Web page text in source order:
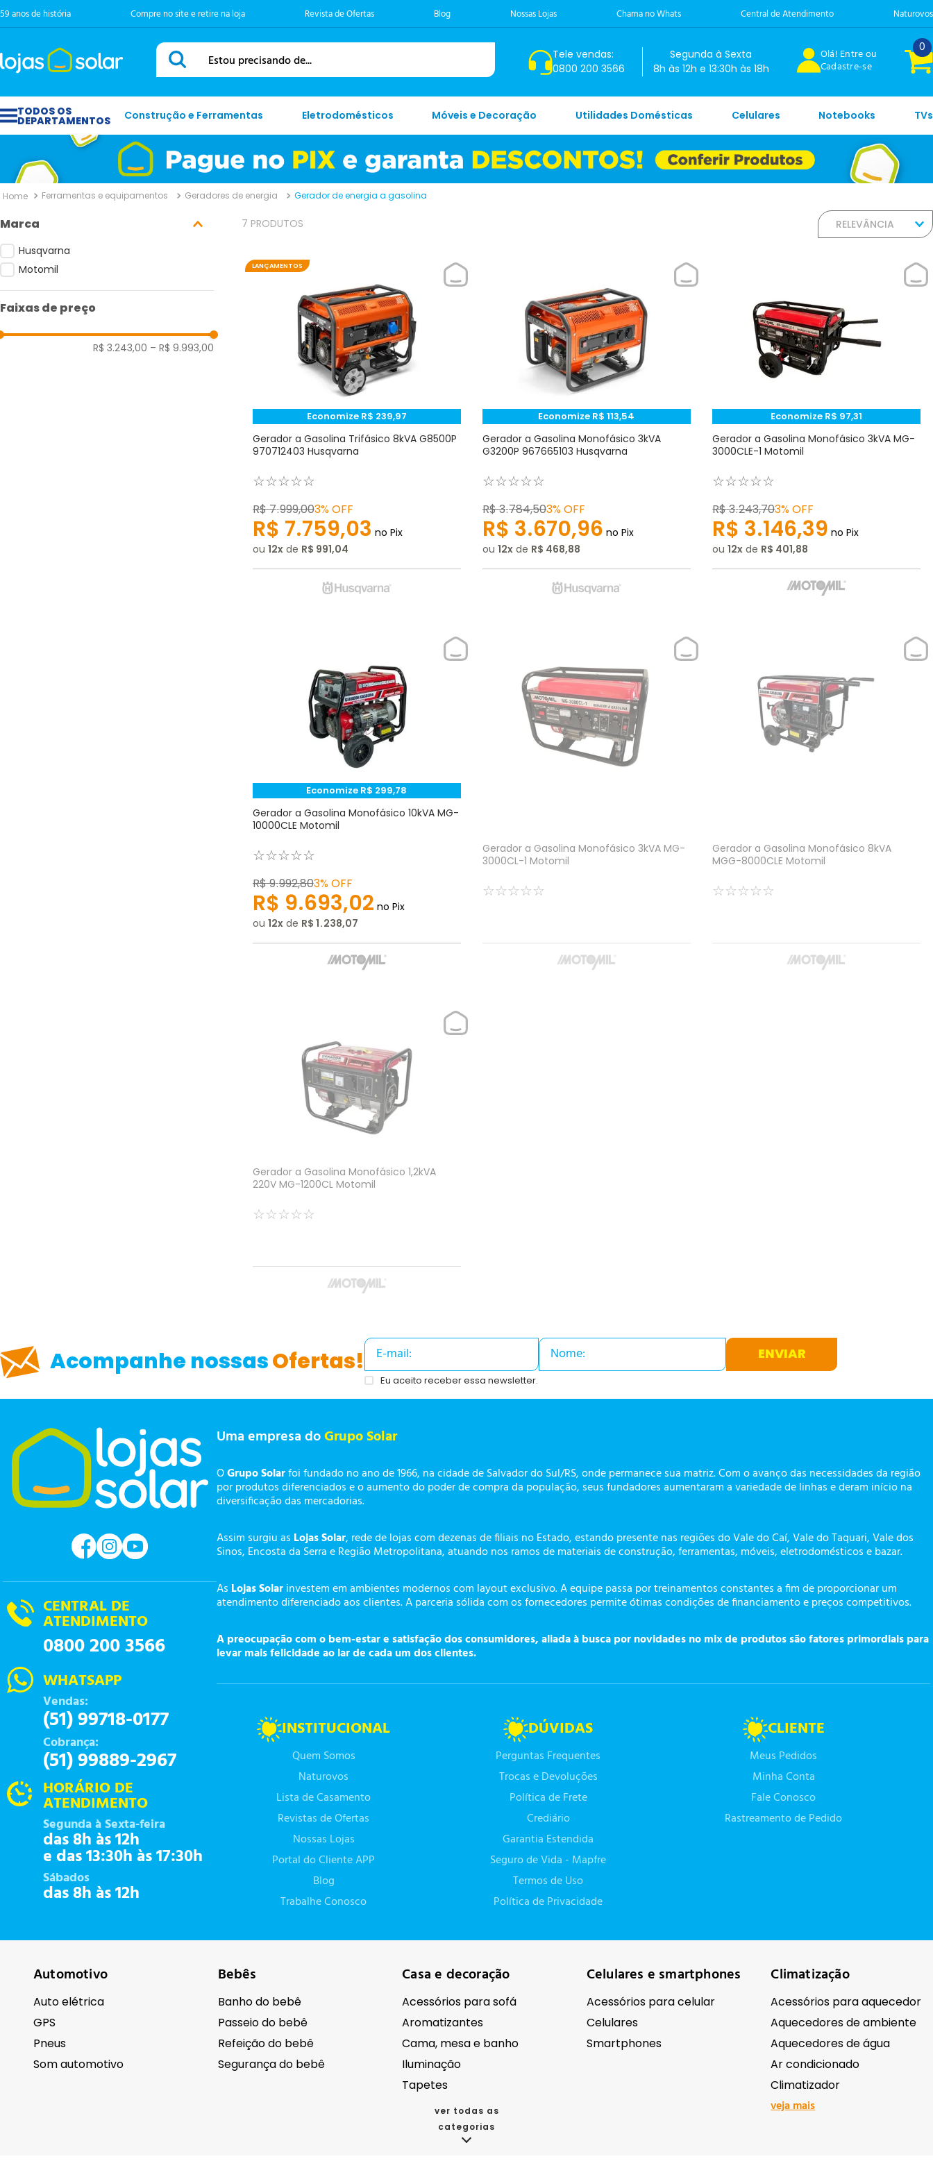
59 anos de história Compre no site e retire na loja Revista de Ofertas Blog Nossas Lojas Chama no Whats Central de Atendimento Naturovos
Estou precisando de...
Tele vendas:
0800 200 3566
Segunda à Sexta
8h às 12h e 13:30h às 18h
Olá! Entre ou
Cadastre-se
0
Construção e Ferramentas Eletrodomésticos Móveis e Decoração Utilidades Domésticas Celulares Notebooks TVs
Ferramentas e equipamentos Geradores de energia Gerador de energia a gasolina
Marca
Husqvarna
Motomil
Faixas de preço
R$ 3.243,00 – R$ 9.993,00
7 PRODUTOS RELEVÂNCIA
LANÇAMENTOS
Economize R$ 239,97
Gerador a Gasolina Trifásico 8kVA G8500P
970712403 Husqvarna
☆☆☆☆☆
R$7.999,003%OFF
R$ 7.759,03 no Pix
ou 12 de R$ 991,04
Economize R$ 113,54
Gerador a Gasolina Monofásico 3kVA
G3200P 967665103 Husqvarna
☆☆☆☆☆
R$3.784,503%OFF
R$ 3.670,96 no Pix
ou 12 de R$ 468,88
Economize R$ 97,31
Gerador a Gasolina Monofásico 3kVA MG-
3000CLE-1 Motomil
☆☆☆☆☆
R$3.243,703%OFF
R$ 3.146,39 no Pix
ou12 de R$ 401,88
Economize R$ 299,78
Gerador a Gasolina Monofásico 10kVA MG-
10000CLE Motomil
☆☆☆☆☆
R$9.992,803%OFF
R$ 9.693,02 no Pix
ou 12 de R$ 1.238,07
Gerador a Gasolina Monofásico 3kVA MG-
3000CL-1 Motomil
☆☆☆☆☆
Gerador a Gasolina Monofásico 8kVA
MGG-8000CLE Motomil
☆☆☆☆☆
Gerador a Gasolina Monofásico 1,2kVA
220V MG-1200CL Motomil
☆☆☆☆☆
Acompanhe nossasOfertas! ENVIAR
Eu aceito receber essa newsletter.
CENTRAL DE
ATENDIMENTO
0800 200 3566
WHATSAPP
Vendas:
(51) 99718-0177
Cobrança:
(51) 99889-2967
HORÁRIO DE
ATENDIMENTO
Segunda à Sexta-feira
das 8h às 12h
e das 13:30h às 17:30h
Sábados
das 8h às 12h
Uma empresa doGrupo Solar
OGrupo Solarfoi fundado no ano de 1966, na cidade de Salvador do Sul/RS, onde permanece sua matriz. Com o avanço das necessidades da região
por produtos diferenciados e o aumento do poder de compra da população, seus fundadores aumentaram a variedade de linhas e deram início na
diversificação das mercadorias.
Assim surgiu as Lojas Solar, rede de lojas com dezenas de filiais no Estado, estando presente nas regiões do Vale do Caí, Vale do Taquari, Vale dos
Sinos, Encosta da Serra e Região Metropolitana, atuando nos ramos de materiais de construção, ferramentas, móveis, eletrodomésticos e bazar.
As Lojas Solarinvestem em ambientes modernos com layout exclusivo. A equipe passa por treinamentos constantes a fim de proporcionar um
atendimento diferenciado aos clientes. A parceria sólida com os fornecedores permite ótimas condições de financiamento e preços competitivos.
A preocupação com o bem-estar e satisfação dos consumidores, aliada à busca por novidades no mix de produtos são fatores primordiais para
levar mais felicidade ao lar de cada um dos clientes.
INSTITUCIONAL
Quem Somos
Naturovos
Lista de Casamento
Revistas de Ofertas
Nossas Lojas
Portal do Cliente APP
Blog
Trabalhe Conosco
DÚVIDAS
Perguntas Frequentes
Trocas e Devoluções
Política de Frete
Crediário
Garantia Estendida
Seguro de Vida - Mapfre
Termos de Uso
Política de Privacidade
CLIENTE
Meus Pedidos
Minha Conta
Fale Conosco
Rastreamento de Pedido
Automotivo
Auto elétrica
GPS
Pneus
Som automotivo
Bebês
Banho do bebê
Passeio do bebê
Refeição do bebê
Segurança do bebê
Casa e decoração
Acessórios para sofá
Aromatizantes
Cama, mesa e banho
Iluminação
Tapetes
Celulares e smartphones
Acessórios para celular
Celulares
Smartphones
Climatização
Acessórios para aquecedor
Aquecedores de ambiente
Aquecedores de água
Ar condicionado
Climatizador
veja mais
ver todas as
categorias